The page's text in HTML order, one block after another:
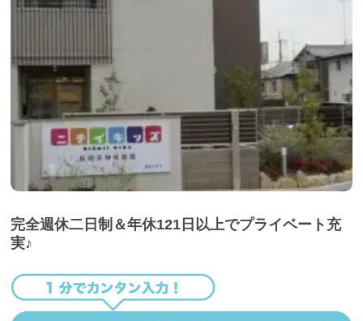
完全週休二日制＆年休121日以上でプライベート充
実♪